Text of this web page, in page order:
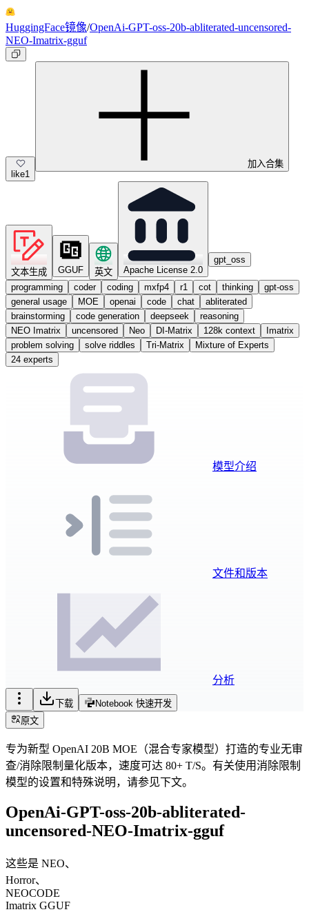
HuggingFace镜像/OpenAi-GPT-oss-20b-abliterated-uncensored-
NEO-Imatrix-gguf
like1
加入合集
文本生成 GGUF 英文 Apache License 2.0
gpt_oss
programming coder coding mxfp4 r1 cot thinking
gpt-oss
general usage
MOE openai code chat
abliterated
brainstorming
code generation deepseek
reasoning
NEO Imatrix
uncensored Neo DI-Matrix 128k context
Imatrix
problem solving
solve riddles Tri-Matrix
Mixture of Experts
24 experts
模型介绍
文件和版本
分析
下载
Notebook 快速开发
原文
专为新型 OpenAI 20B MOE（混合专家模型）打造的专业无审
查/消除限制量化版本，速度可达 80+ T/S。有关使用消除限制
模型的设置和特殊说明，请参见下文。
OpenAi-GPT-oss-20b-abliterated-
uncensored-NEO-Imatrix-gguf
这些是 NEO、
Horror、
NEOCODE
Imatrix GGUF